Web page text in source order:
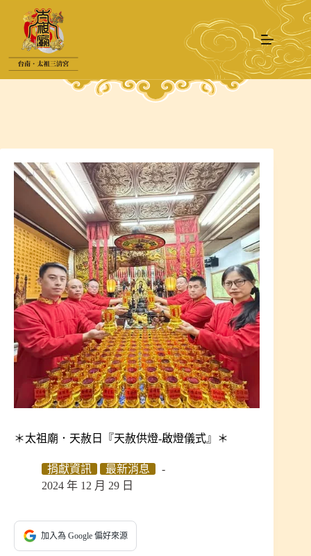
要
＊太祖廟．天赦日『天赦供燈-啟燈儀式』＊
捐獻資訊
最新消息
2024 年 12 月 29 日
加入為 Google 偏好來源